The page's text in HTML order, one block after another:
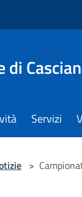
di
Servizi
>